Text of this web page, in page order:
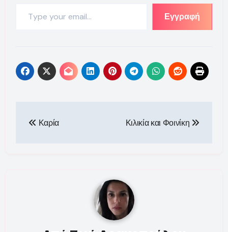
Εγγραφή
άρθρων
Καρία Κιλικία και Φοινίκη